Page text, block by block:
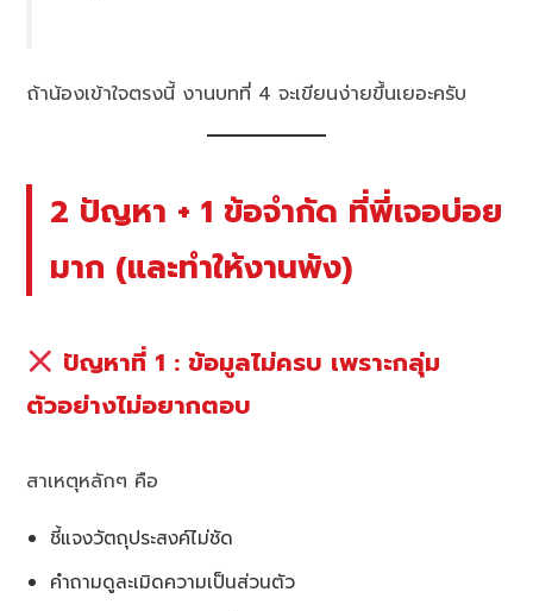
ถ้าน้องเข้าใจตรงนี้ งานบทที่ 4 จะเขียนง่ายขึ้นเยอะครับ
2 ปัญหา + 1 ข้อจำกัด ที่พี่เจอบ่อย
มาก (และทำให้งานพัง)
ปัญหาที่ 1 : ข้อมูลไม่ครบ เพราะกลุ่ม
ตัวอย่างไม่อยากตอบ
สาเหตุหลักๆ คือ
ชี้แจงวัตถุประสงค์ไม่ชัด
คำถามดูละเมิดความเป็นส่วนตัว